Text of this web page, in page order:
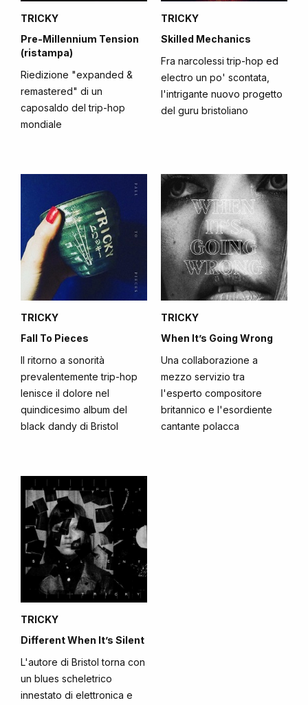
TRICKY
Pre-Millennium Tension
(ristampa)
Riedizione "expanded &
remastered" di un
caposaldo del trip-hop
mondiale
TRICKY
Skilled Mechanics
Fra narcolessi trip-hop ed
electro un po' scontata,
l'intrigante nuovo progetto
del guru bristoliano
TRICKY
Fall To Pieces
Il ritorno a sonorità
prevalentemente trip-hop
lenisce il dolore nel
quindicesimo album del
black dandy di Bristol
TRICKY
When It’s Going Wrong
Una collaborazione a
mezzo servizio tra
l'esperto compositore
britannico e l'esordiente
cantante polacca
TRICKY
Different When It’s Silent
L'autore di Bristol torna con
un blues scheletrico
innestato di elettronica e